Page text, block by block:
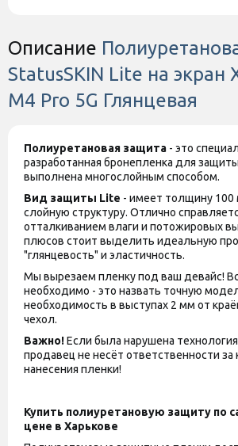
Описание
StatusSKIN Lite на экран
M4 Pro 5G Глянцевая
Полиуретановая защита - это
разработанная бронепленка для
выполнена многослойным способом.
Вид защиты Lite - имеет толщину 100
слойную структуру. Отлично
отталкиванием влаги и потожировых
плюсов стоит выделить идеальную
"глянцевость" и эластичность.
Мы вырезаем пленку под ваш девайс!
необходимо - это назвать точную
необходимость в выступах 2 мм от
чехол.
Важно!Если была нарушена
продавец не несёт ответственности за
нанесения пленки!
Купить полиуретановую защиту по
цене в Харькове